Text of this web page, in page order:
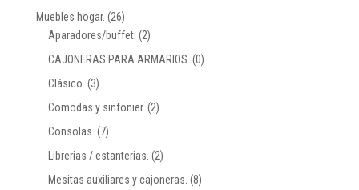
Muebles hogar. (26)
Aparadores/buffet. (2)
CAJONERAS PARA ARMARIOS. (0)
Clásico. (3)
Comodas y sinfonier. (2)
Consolas. (7)
Librerias / estanterias. (2)
Mesitas auxiliares y cajoneras. (8)